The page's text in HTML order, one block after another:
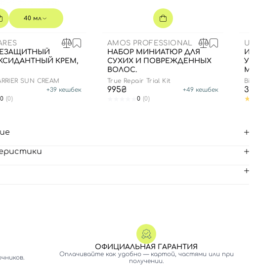
40 мл
КРЕМ,
SUN CREAM
+39 кешбек
0 (0)
AMOS PROFESSIONAL
НАБОР МИНИАТЮР ДЛЯ
СУХИХ И ПОВРЕЖДЕННЫХ
ВОЛОС.
True Repair Trial Kit
995₴ +49 кешбек
0 (0)
МЛ
Bio
ОФИЦИАЛЬНАЯ ГАРАНТИЯ
Оплачивайте как удобно — картой, частями или при
получении.